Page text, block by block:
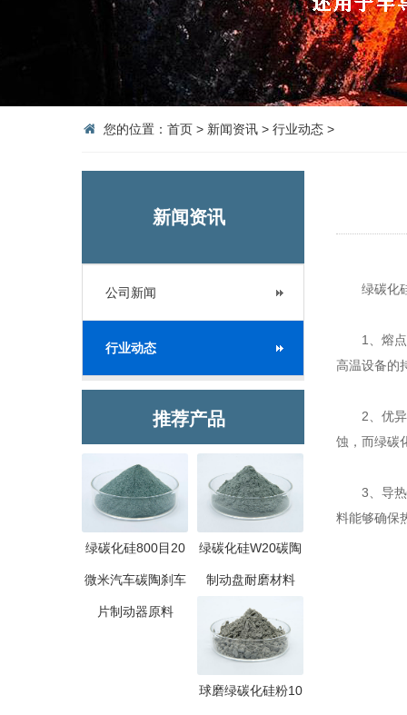
您的位置： 首页 > 新闻资讯 > 行业动态 >
新闻资讯
公司新闻
行业动态
推荐产品
绿碳化硅800目20
微米汽车碳陶刹车
片制动器原料
绿碳化硅W20碳陶
制动盘耐磨材料
球磨绿碳化硅粉10
绿碳化
1、熔点高
高温设备的
2、优异的
蚀，而绿碳
3、导热性
料能够确保